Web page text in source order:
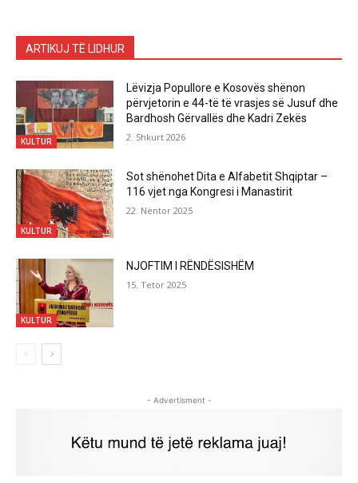
ARTIKUJ TË LIDHUR
KULTUR
Lëvizja Popullore e Kosovës shënon
përvjetorin e 44-të të vrasjes së Jusuf dhe
Bardhosh Gërvallës dhe Kadri Zekës
2. Shkurt 2026
KULTUR
Sot shënohet Dita e Alfabetit Shqiptar –
116 vjet nga Kongresi i Manastirit
22. Nëntor 2025
KULTUR
NJOFTIM I RËNDËSISHËM
15. Tetor 2025
- Advertisment -